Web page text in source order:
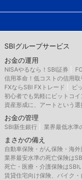
SBIグループサービス
お金の運用
NISAやるなら！SBI証券
信用革命！低コストの信用
FXならSBI FXトレード
ビ
初心者でも気軽にビットコ
資産形成に、アートという
お金の管理
SBI新生銀行 業界最低水準
まさかの備え
自動車保険・がん保険・海
業界最安水準の死亡保険は
死亡・医療・介護保険はSBI
賃貸住宅向け保険、バイク